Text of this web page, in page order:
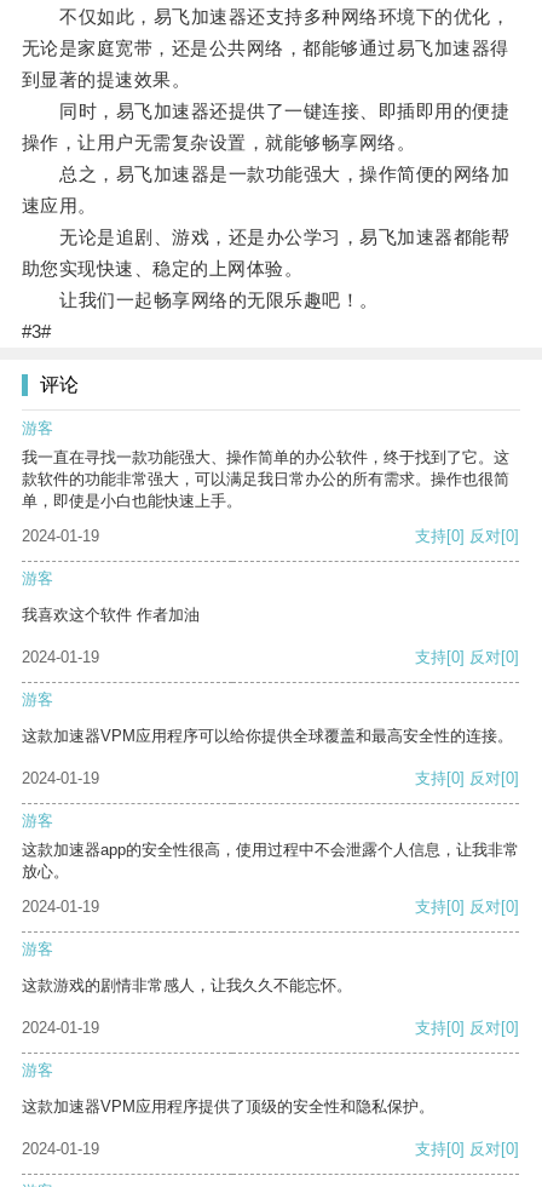
不仅如此，易飞加速器还支持多种网络环境下的优化，
无论是家庭宽带，还是公共网络，都能够通过易飞加速器得
到显著的提速效果。
同时，易飞加速器还提供了一键连接、即插即用的便捷
操作，让用户无需复杂设置，就能够畅享网络。
总之，易飞加速器是一款功能强大，操作简便的网络加
速应用。
无论是追剧、游戏，还是办公学习，易飞加速器都能帮
助您实现快速、稳定的上网体验。
让我们一起畅享网络的无限乐趣吧！。
#3#
评论
游客
我一直在寻找一款功能强大、操作简单的办公软件，终于找到了它。这
款软件的功能非常强大，可以满足我日常办公的所有需求。操作也很简
单，即使是小白也能快速上手。
2024-01-19
支持[0] 反对[0]
游客
我喜欢这个软件 作者加油
2024-01-19 支持[0] 反对[0]
游客
这款加速器VPM应用程序可以给你提供全球覆盖和最高安全性的连接。
2024-01-19 支持[0] 反对[0]
游客
这款加速器app的安全性很高，使用过程中不会泄露个人信息，让我非常
放心。
2024-01-19
支持[0] 反对[0]
游客
这款游戏的剧情非常感人，让我久久不能忘怀。
2024-01-19 支持[0] 反对[0]
游客
这款加速器VPM应用程序提供了顶级的安全性和隐私保护。
2024-01-19 支持[0] 反对[0]